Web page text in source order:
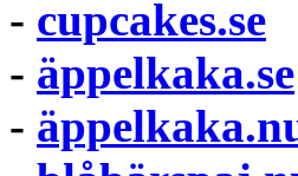
- cupcakes.se
- äppelkaka.se
-